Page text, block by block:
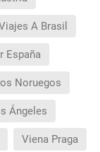
A Brasil
España
Noruegos
Ángeles
Viena Praga